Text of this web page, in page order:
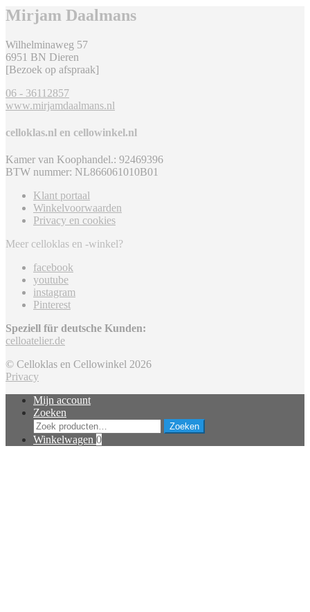
Mirjam Daalmans
Wilhelminaweg 57
6951 BN Dieren
[Bezoek op afspraak]
06 - 36112857
www.mirjamdaalmans.nl
celloklas.nl en cellowinkel.nl
Kamer van Koophandel.: 92469396
BTW nummer: NL866061010B01
Klant portaal
Winkelvoorwaarden
Privacy en cookies
Meer celloklas en -winkel?
facebook
youtube
instagram
Pinterest
Speziell für deutsche Kunden:
celloatelier.de
© Celloklas en Cellowinkel 2026
Privacy
Mijn account
Zoeken
Zoeken
naar:
Zoeken
Winkelwagen 0